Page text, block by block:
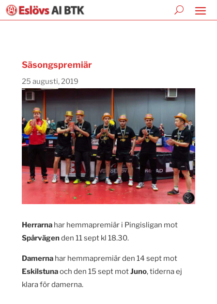
Säsongspremiär
25 augusti, 2019
Herrarna har hemmapremiär i Pingisligan mot
Spårvägenden 11 sept kl 18.30.
Damerna har hemmapremiär den 14 sept mot
Eskilstunaoch den 15 sept motJuno, tiderna ej
klara för damerna.